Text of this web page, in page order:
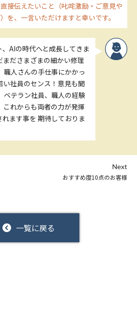
接伝えたいこと（叱咤激励・ご意見や
を、一言いただけますと幸いです。
AIの時代へと成長してきま
まださまざまの細かい修理
職人さんの手仕事にかかっ
い社員のセンス！意見も聞
ベテラン社員、職人の経験
これからも両者の力が発揮
ます事を 期待しておりま
一覧に戻る
Next
おすすめ度10点のお客様